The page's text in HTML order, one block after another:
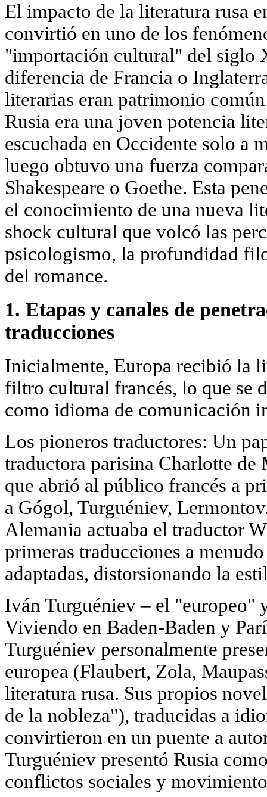
El impacto de la literatura rusa
convirtió en uno de los
"importación cultural" del
diferencia de Francia o
literarias eran patrimonio
Rusia era una joven potencia
escuchada en Occidente solo a
luego obtuvo una fuerza
Shakespeare o Goethe. Esta
el conocimiento de una nueva
shock cultural que volcó las
psicologismo, la profundidad
del romance.
1. Etapas y canales de
traducciones
Inicialmente, Europa recibió la
filtro cultural francés, lo que se
como idioma de comunicación
Los pioneros traductores: Un
traductora parisina Charlotte de
que abrió al público francés a
a Gógol, Turguéniev,
Alemania actuaba el traductor
primeras traducciones a
adaptadas, distorsionando la
Iván Turguéniev – el "europeo"
Viviendo en Baden-Baden y
Turguéniev personalmente
europea (Flaubert, Zola,
literatura rusa. Sus propios
de la nobleza"), traducidas a
convirtieron en un puente a
Turguéniev presentó Rusia
conflictos sociales y